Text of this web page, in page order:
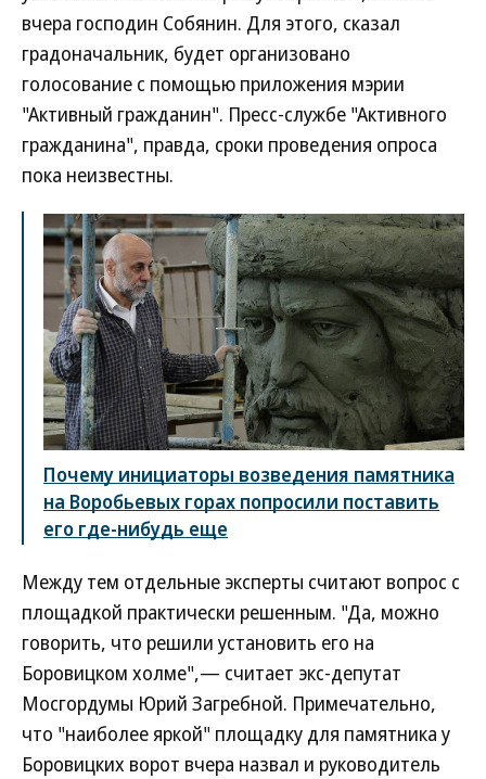
вчера господин Собянин. Для этого, сказал
градоначальник, будет организовано
голосование с помощью приложения мэрии
"Активный гражданин". Пресс-службе "Активного
гражданина", правда, сроки проведения опроса
пока неизвестны.
Почему инициаторы возведения памятника
на Воробьевых горах попросили поставить
его где-нибудь еще
Между тем отдельные эксперты считают вопрос с
площадкой практически решенным. "Да, можно
говорить, что решили установить его на
Боровицком холме",— считает экс-депутат
Мосгордумы Юрий Загребной. Примечательно,
что "наиболее яркой" площадку для памятника у
Боровицких ворот вчера назвал и руководитель